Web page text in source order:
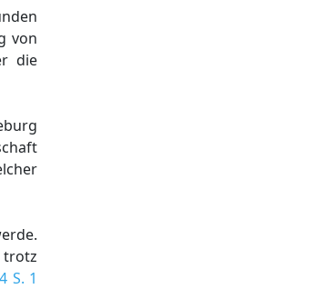
von
die
trotz
S. 1